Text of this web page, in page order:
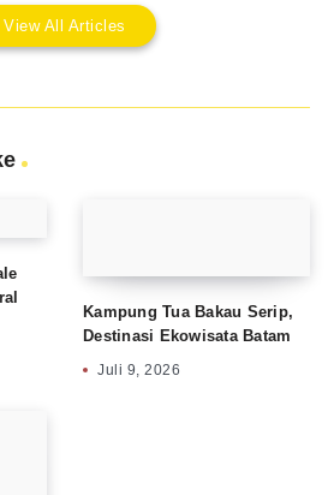
View All Articles
Kampung Tua Bakau Serip,
Destinasi Ekowisata Batam
Juli 9, 2026